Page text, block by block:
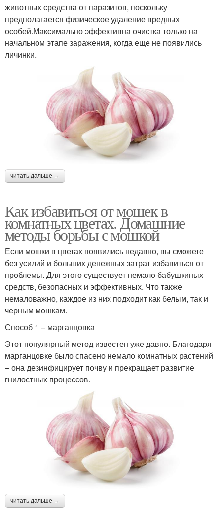
животных средства от паразитов, поскольку
предполагается физическое удаление вредных
особей.Максимально эффективна очистка только на
начальном этапе заражения, когда еще не появились
личинки.
читать дальше →
Как избавиться от мошек в
комнатных цветах. Домашние
методы борьбы с мошкой
Если мошки в цветах появились недавно, вы сможете
без усилий и больших денежных затрат избавиться от
проблемы. Для этого существует немало бабушкиных
средств, безопасных и эффективных. Что также
немаловажно, каждое из них подходит как белым, так и
черным мошкам.
Способ 1 – марганцовка
Этот популярный метод известен уже давно. Благодаря
марганцовке было спасено немало комнатных растений
– она дезинфицирует почву и прекращает развитие
гнилостных процессов.
читать дальше →